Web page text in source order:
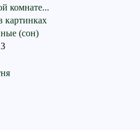
комнате...
картинках
(сон)